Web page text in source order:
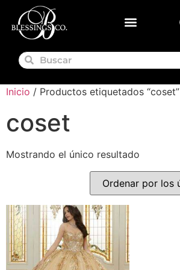
Inicio / Productos etiquetados “coset”
coset
Mostrando el único resultado